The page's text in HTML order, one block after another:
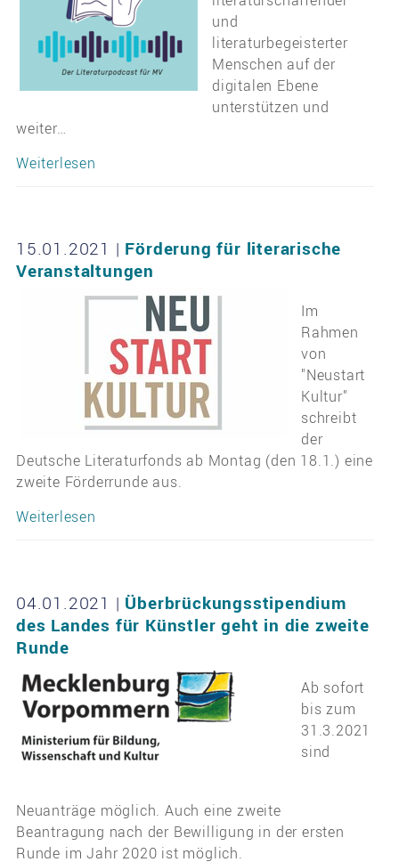
und
literaturbegeisterter
Menschen auf der
digitalen Ebene
unterstützen und
weiter…
Weiterlesen
15.01.2021 | Förderung für literarische
Veranstaltungen
Im
Rahmen
von
"Neustart
Kultur"
schreibt
der
Deutsche Literaturfonds ab Montag (den 18.1.) eine
zweite Förderrunde aus.
Weiterlesen
04.01.2021 | Überbrückungsstipendium
des Landes für Künstler geht in die zweite
Runde
Ab sofort
bis zum
31.3.2021
sind
Neuanträge möglich. Auch eine zweite
Beantragung nach der Bewilligung in der ersten
Runde im Jahr 2020 ist möglich.